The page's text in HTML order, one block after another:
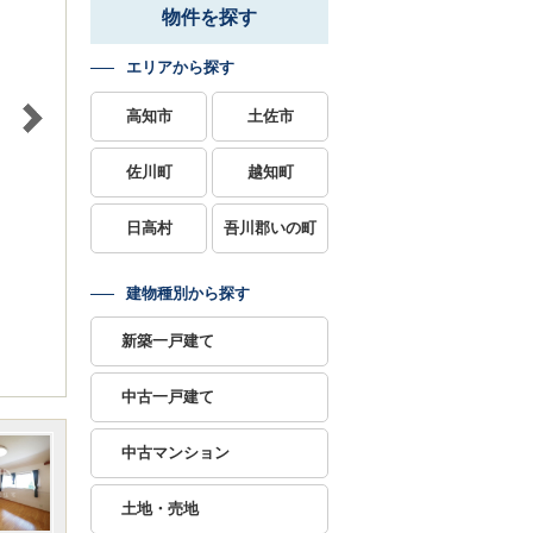
物件を探す
エリアから探す
高知市 土佐市
佐川町 越知町
日高村 吾川郡いの町
建物種別から探す
新築一戸建て
中古一戸建て
中古マンション
土地・売地